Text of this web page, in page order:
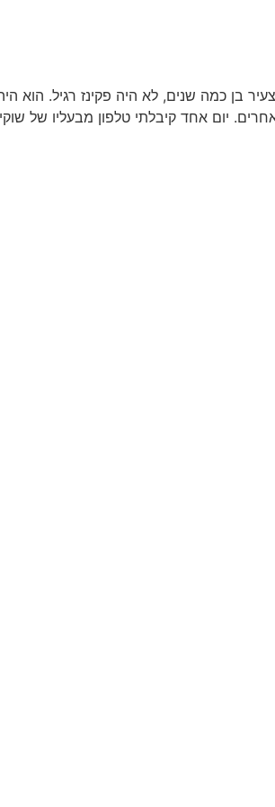
פקינז צעיר בן כמה שנים, לא היה פקינז רגיל.
יום אחד קיבלתי טלפון מבעליו של